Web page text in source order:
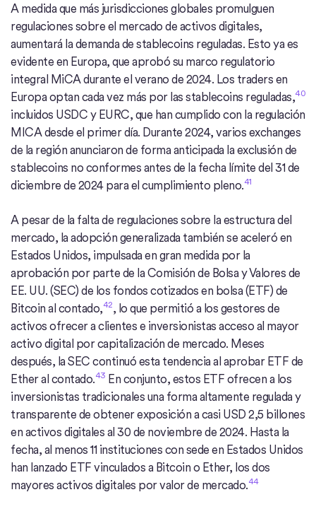
A medida que más jurisdicciones globales promulguen
regulaciones sobre el mercado de activos digitales,
aumentará la demanda de stablecoins reguladas. Esto ya es
evidente en Europa, que aprobó su marco regulatorio
integral MiCA durante el verano de 2024. Los traders en
Europa optan cada vez más por las stablecoins reguladas,40
incluidos USDC y EURC, que han cumplido con la regulación
MICA desde el primer día. Durante 2024, varios exchanges
de la región anunciaron de forma anticipada la exclusión de
stablecoins no conformes antes de la fecha límite del 31 de
diciembre de 2024 para el cumplimiento pleno.41
A pesar de la falta de regulaciones sobre la estructura del
mercado, la adopción generalizada también se aceleró en
Estados Unidos, impulsada en gran medida por la
aprobación por parte de la Comisión de Bolsa y Valores de
EE. UU. (SEC) de los fondos cotizados en bolsa (ETF) de
Bitcoin al contado,42, lo que permitió a los gestores de
activos ofrecer a clientes e inversionistas acceso al mayor
activo digital por capitalización de mercado. Meses
después, la SEC continuó esta tendencia al aprobar ETF de
Ether al contado.43 En conjunto, estos ETF ofrecen a los
inversionistas tradicionales una forma altamente regulada y
transparente de obtener exposición a casi USD 2,5 billones
en activos digitales al 30 de noviembre de 2024. Hasta la
fecha, al menos 11 instituciones con sede en Estados Unidos
han lanzado ETF vinculados a Bitcoin o Ether, los dos
mayores activos digitales por valor de mercado.44